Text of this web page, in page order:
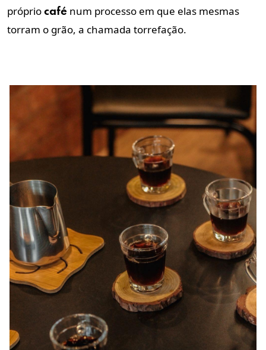
próprio café num processo em que elas mesmas
torram o grão, a chamada torrefação.